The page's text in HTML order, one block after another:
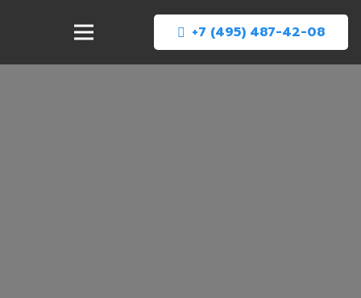
+7 (495) 487-42-08